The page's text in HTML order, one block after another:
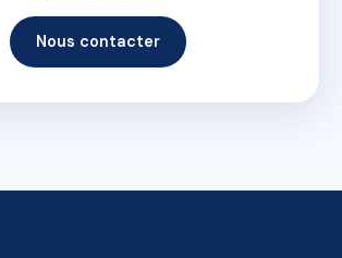
Nous contacter